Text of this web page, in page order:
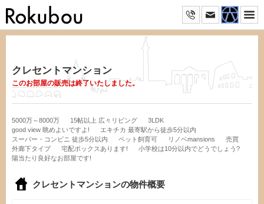
クレセントマンション
このお部屋の販売は終了いたしました。
5000万～8000万 15帖以上 広々リビング
3LDK
good view 眺めよいですよ!
エキチカ 最寄駅から徒歩5分以内
スーパー・コンビニ 徒歩5分以内
ペット飼育可 リノベmansions
売買
外廊下タイプ
宅配ボックスあります!
小学校は10分以内でどうでしょう?
陽当たり良好なお部屋です!
クレセントマンションの物件概要